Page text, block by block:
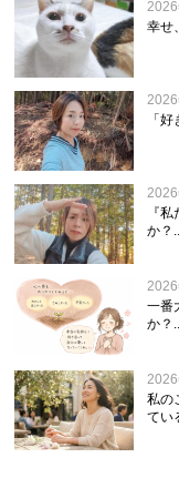
幸せ
「
『
か？
一番
か？
私の
てい